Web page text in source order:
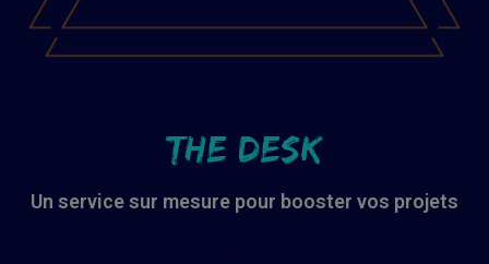
THE DESK
Un service sur mesure pour booster vos projets